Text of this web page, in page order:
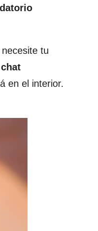
tu
en el interior.